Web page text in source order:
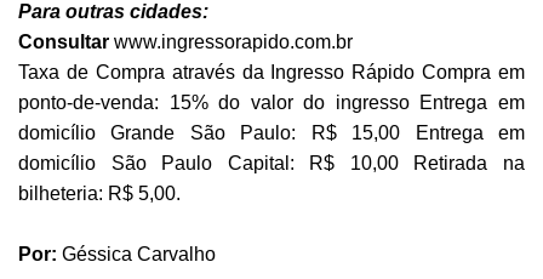
Para outras cidades:
Consultar www.ingressorapido.com.br
Taxa de Compra através da Ingresso Rápido Compra em
ponto-de-venda: 15% do valor do ingresso Entrega em
domicílio Grande São Paulo: R$ 15,00 Entrega em
domicílio São Paulo Capital: R$ 10,00 Retirada na
bilheteria: R$ 5,00.
Por: Géssica Carvalho